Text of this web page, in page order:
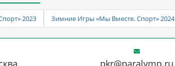
2023 Зимние Игры «Мы Вместе. Спорт» 2024
pkr@paralymp.ru